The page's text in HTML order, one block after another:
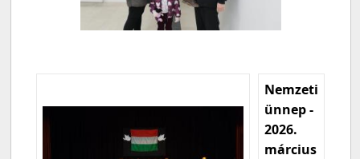
Nemzeti
ünnep -
2026.
március